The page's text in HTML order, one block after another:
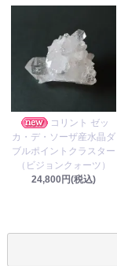
コリント ゼッ
カ・デ・ソーザ産水晶ダ
ブルポイントクラスター
（ビジョンクォーツ）
24,800円(税込)